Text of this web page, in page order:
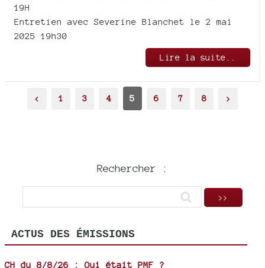
19H
Entretien avec Severine Blanchet le 2 mai
2025 19h30
Lire la suite..
< 1 3 4 5 6 7 8 >
Rechercher :
ACTUS DES ÉMISSIONS
CH du 8/8/26 : Qui était PMF ?